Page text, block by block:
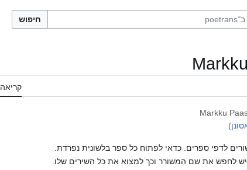
חיפוש
קריאה
Markku
)
לדפי ספרים. כדאי לפתוח כל ספר בלשונית נפרדת.
לחפש את שם המשורר וכך למצוא את כל השירים שלו.